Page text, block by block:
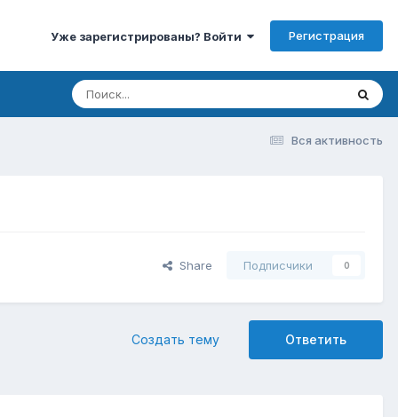
Уже зарегистрированы? Войти Регистрация
Вся активность
Share Подписчики 0
Ответить
Создать тему